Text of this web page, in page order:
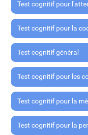
Test cognitif pour
Test cognitif pour la
Test cognitif général
Test cognitif pour les
Test cognitif pour la
Test cognitif pour la